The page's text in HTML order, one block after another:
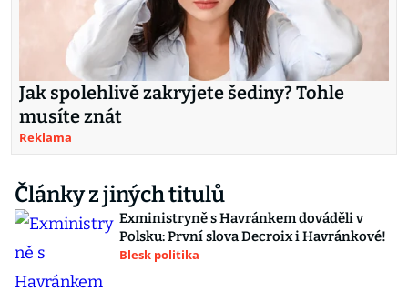
Jak spolehlivě zakryjete šediny? Tohle
musíte znát
Reklama
Články z jiných titulů
Exministryně s Havránkem dováděli v
Polsku: První slova Decroix i Havránkové!
Blesk politika